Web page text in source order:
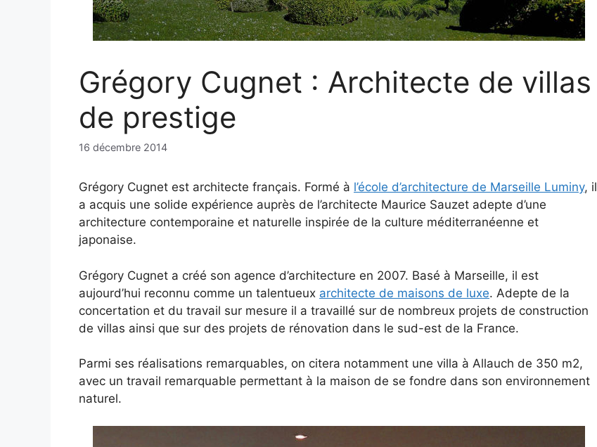
Grégory Cugnet : Architecte de villas
de prestige
16 décembre 2014
Grégory Cugnet est architecte français. Formé à l’école d’architecture de Marseille Luminy, il
a acquis une solide expérience auprès de l’architecte Maurice Sauzet adepte d’une
architecture contemporaine et naturelle inspirée de la culture méditerranéenne et
japonaise.
Grégory Cugnet a créé son agence d’architecture en 2007. Basé à Marseille, il est
aujourd’hui reconnu comme un talentueux architecte de maisons de luxe. Adepte de la
concertation et du travail sur mesure il a travaillé sur de nombreux projets de construction
de villas ainsi que sur des projets de rénovation dans le sud-est de la France.
Parmi ses réalisations remarquables, on citera notamment une villa à Allauch de 350 m2,
avec un travail remarquable permettant à la maison de se fondre dans son environnement
naturel.